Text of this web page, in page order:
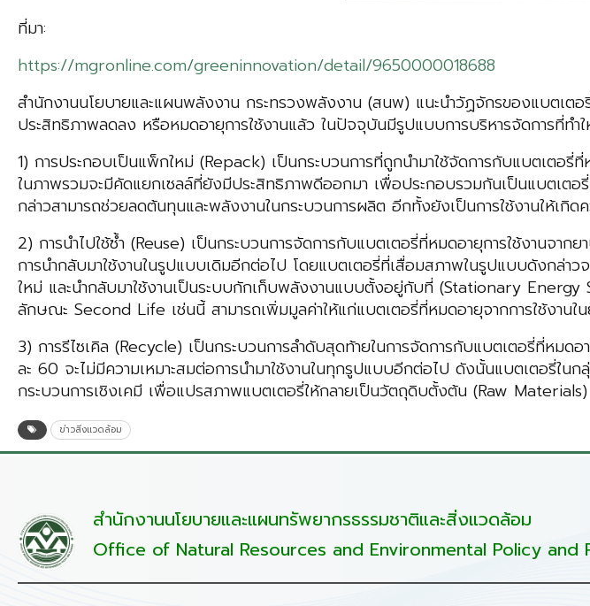
ที่มา:
https://mgronline.com/greeninnovation/detail/9650000018688
สำนักงานนโยบายและแผนพลังงาน กระทรวงพลังงาน (สนพ) แนะนำวัฏจักรของแบตเต
ประสิทธิภาพลดลง หรือหมดอายุการใช้งานแล้ว ในปัจจุบันมีรูปแบบการบริหารจัดการที่ท
1) การประกอบเป็นแพ็กใหม่ (Repack) เป็นกระบวนการที่ถูกนำมาใช้จัดการกับแบตเตอ
ในภาพรวมจะมีคัดแยกเซลล์ที่ยังมีประสิทธิภาพดีออกมา เพื่อประกอบรวมกันเป็นแบตเ
กล่าวสามารถช่วยลดต้นทุนและพลังงานในกระบวนการผลิต อีกทั้งยังเป็นการใช้งานให้เกิด
2) การนำไปใช้ซ้ำ (Reuse) เป็นกระบวนการจัดการกับแบตเตอรี่ที่หมดอายุการใช้งานจา
การนำกลับมาใช้งานในรูปแบบเดิมอีกต่อไป โดยแบตเตอรี่ที่เสื่อมสภาพในรูปแบบดังกล่า
ใหม่ และนำกลับมาใช้งานเป็นระบบกักเก็บพลังงานแบบตั้งอยู่กับที่ (Stationary Energy
ลักษณะ Second Life เช่นนี้ สามารถเพิ่มมูลค่าให้แก่แบตเตอรี่ที่หมดอายุจากการใช้งานใ
3) การรีไซเคิล (Recycle) เป็นกระบวนการลำดับสุดท้ายในการจัดการกับแบตเตอรี่ที่ห
ละ 60 จะไม่มีความเหมาะสมต่อการนำมาใช้งานในทุกรูปแบบอีกต่อไป ดังนั้นแบตเตอรี่ใน
กระบวนการเชิงเคมี เพื่อแปรสภาพแบตเตอรี่ให้กลายเป็นวัตถุดิบตั้งต้น (Raw
ข่าวสิ่งแวดล้อม
สำนักงานนโยบายและแผนทรัพยากรธรรมชาติและสิ่งแวดล้อม
Office of Natural Resources and Environmental Policy and